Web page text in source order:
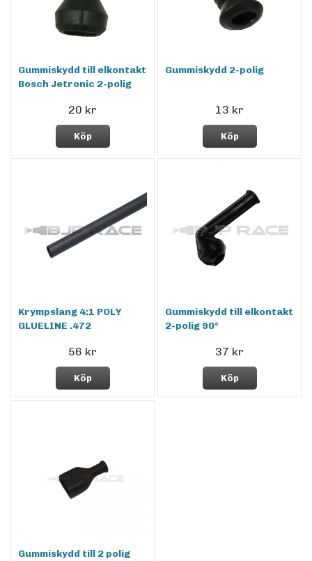
Gummiskydd till elkontakt
Bosch Jetronic 2-polig
20 kr
Köp
Gummiskydd 2-polig
13 kr
Köp
Krympslang 4:1 POLY
GLUELINE .472
56 kr
Köp
Gummiskydd till elkontakt
2-polig 90°
37 kr
Köp
Gummiskydd till 2 polig